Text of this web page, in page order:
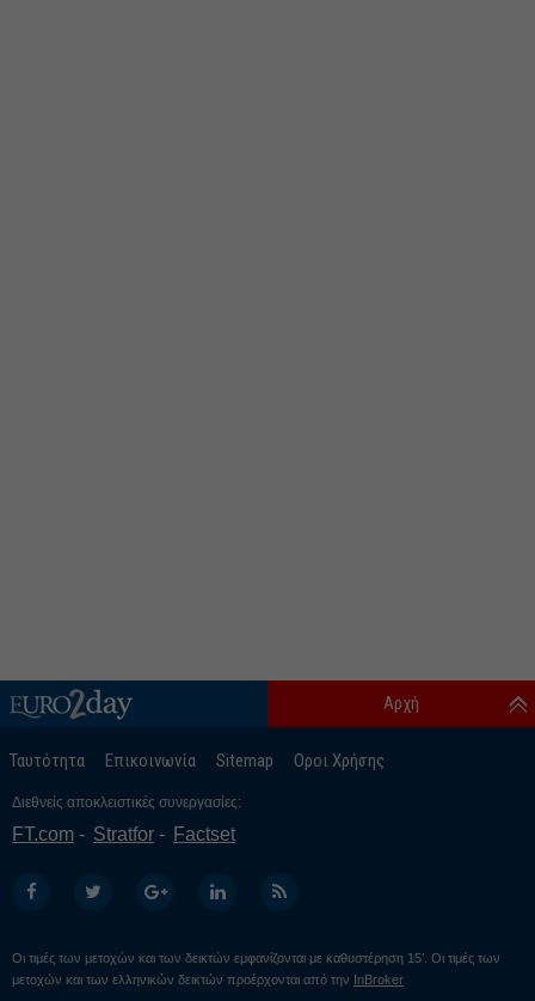
Ταυτότητα Επικοινωνία Sitemap Οροι Χρήσης
Αρχή
Διεθνείς αποκλειστικές συνεργασίες:
FT.com Stratfor Factset
Οι τιμές των μετοχών και των δεικτών εμφανίζονται με καθυστέρηση 15’. Οι τιμές των
μετοχών και των ελληνικών δεικτών προέρχονται από την
InBroker